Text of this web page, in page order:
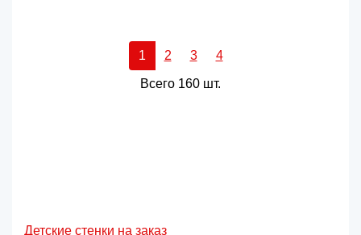
1 2 3 4
Всего 160 шт.
Детские стенки на заказ